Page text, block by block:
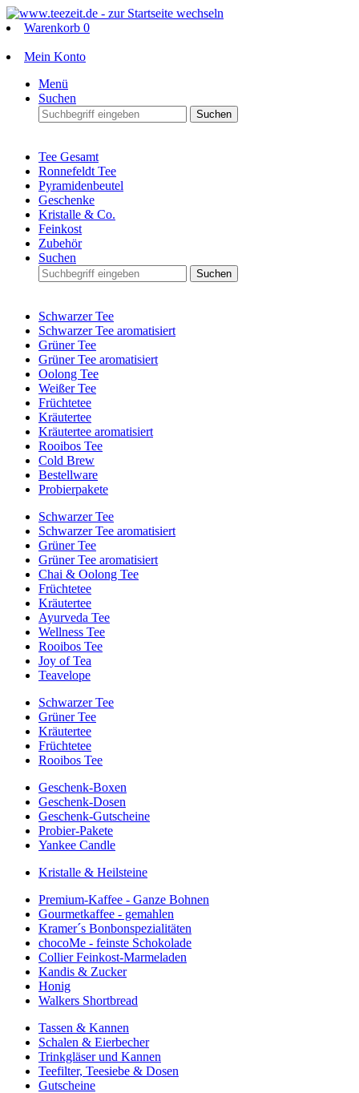
Warenkorb 0
Mein Konto
Menü
Suchen
Suchen
Tee Gesamt
Ronnefeldt Tee
Pyramidenbeutel
Geschenke
Kristalle & Co.
Feinkost
Zubehör
Suchen
Suchen
Schwarzer Tee
Schwarzer Tee aromatisiert
Grüner Tee
Grüner Tee aromatisiert
Oolong Tee
Weißer Tee
Früchtetee
Kräutertee
Kräutertee aromatisiert
Rooibos Tee
Cold Brew
Bestellware
Probierpakete
Schwarzer Tee
Schwarzer Tee aromatisiert
Grüner Tee
Grüner Tee aromatisiert
Chai & Oolong Tee
Früchtetee
Kräutertee
Ayurveda Tee
Wellness Tee
Rooibos Tee
Joy of Tea
Teavelope
Schwarzer Tee
Grüner Tee
Kräutertee
Früchtetee
Rooibos Tee
Geschenk-Boxen
Geschenk-Dosen
Geschenk-Gutscheine
Probier-Pakete
Yankee Candle
Kristalle & Heilsteine
Premium-Kaffee - Ganze Bohnen
Gourmetkaffee - gemahlen
Kramer´s Bonbonspezialitäten
chocoMe - feinste Schokolade
Collier Feinkost-Marmeladen
Kandis & Zucker
Honig
Walkers Shortbread
Tassen & Kannen
Schalen & Eierbecher
Trinkgläser und Kannen
Teefilter, Teesiebe & Dosen
Gutscheine